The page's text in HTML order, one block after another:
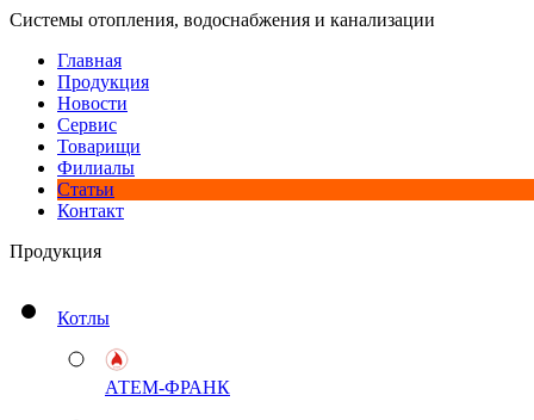
Системы отопления, водоснабжения и канализации
Главная
Продукция
Новости
Сервис
Товарищи
Филиалы
Статьи
Контакт
Продукция
Котлы
АТЕМ-ФРАНК